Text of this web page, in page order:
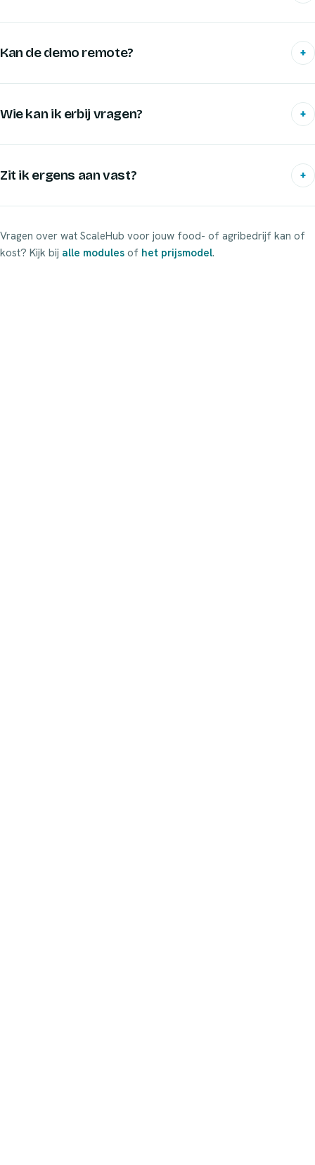
Kan de demo remote? +
Wie kan ik erbij vragen? +
Zit ik ergens aan vast? +
Vragen over wat ScaleHub voor jouw food- of agribedrijf kan of
kost? Kijk bij alle modules of het prijsmodel.